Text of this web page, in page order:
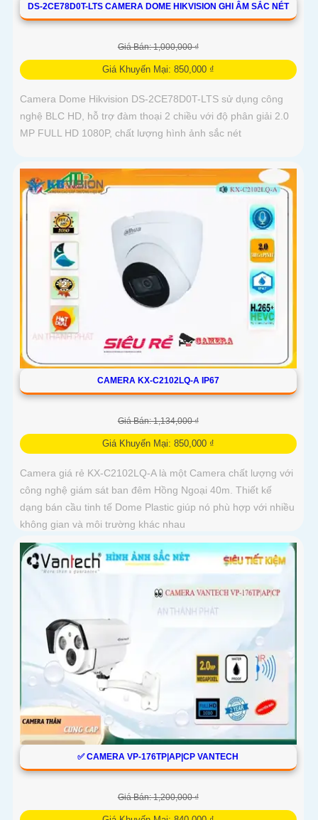
DS-2CE78D0T-LTS CAMERA DOME HIKVISION GHI ÂM SẮC NÉT
Giá Bán: 1,000,000 ₫
Giá Khuyến Mại: 850,000 ₫
Camera Dome Hikvision DS-2CE78D0T-LTS sử dụng công
nghệ BLC HD, hỗ trợ đàm thoại 2 chiều với độ phân giải 2.0
MP FULL HD 1080P, chất lượng hình ảnh sắc nét
CAMERA KX-C2102LQ-A IP67
Giá Bán: 1,134,000 ₫
Giá Khuyến Mại: 850,000 ₫
Camera giá rẻ KX-C2102LQ-A là một Camera chất lượng với
công nghệ giám sát ban đêm Hồng Ngoại 40m. Thiết kế
dạng bán cầu tinh tế Dome Plastic giúp nó phù hợp với nhiều
không gian và môi trường khác nhau
✅ CAMERA VP-176TP|AP|CP VANTECH
Giá Bán: 1,200,000 ₫